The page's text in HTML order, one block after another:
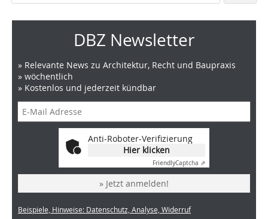
DBZ Newsletter
» Relevante News zu Architektur, Recht und Baupraxis
» wöchentlich
» Kostenlos und jederzeit kündbar
Anti-Roboter-Verifizierung
Hier klicken
FriendlyCaptcha ⇗
» Jetzt anmelden!
Beispiele, Hinweise: Datenschutz, Analyse, Widerruf